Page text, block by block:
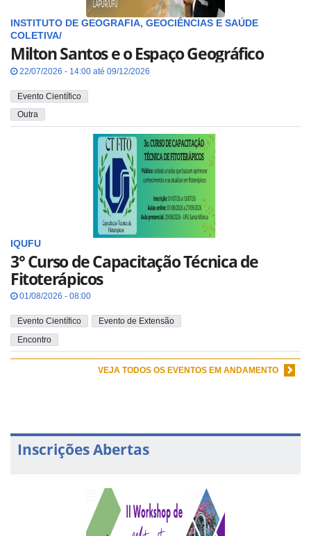
INSTITUTO DE GEOGRAFIA, GEOCIÊNCIAS E SAÚDE
COLETIVA/
Milton Santos e o Espaço Geográfico
22/07/2026 - 14:00 até 09/12/2026
Evento Científico
Outra
IQUFU
3° Curso de Capacitação Técnica de
Fitoterápicos
01/08/2026 - 08:00
Evento Científico
Evento de Extensão
Encontro
VEJA TODOS OS EVENTOS EM ANDAMENTO
Inscrições Abertas